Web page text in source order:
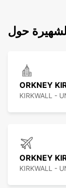
حول
ORKNEY
KIRKWALL -
ORKNEY
KIRKWALL -